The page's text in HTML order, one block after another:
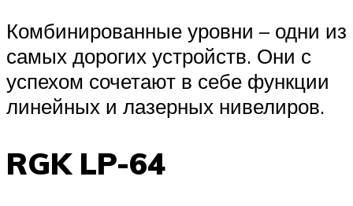
Комбинированные уровни – одни из
самых дорогих устройств. Они с
успехом сочетают в себе функции
линейных и лазерных нивелиров.
RGK LP-64